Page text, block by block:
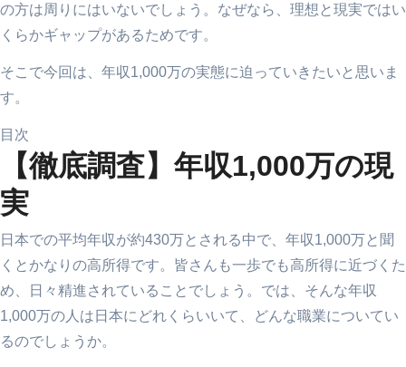
の方は周りにはいないでしょう。なぜなら、理想と現実ではい
くらかギャップがあるためです。
そこで今回は、年収1,000万の実態に迫っていきたいと思いま
す。
目次
【徹底調査】年収1,000万の現
実
日本での平均年収が約430万とされる中で、年収1,000万と聞
くとかなりの高所得です。皆さんも一歩でも高所得に近づくた
め、日々精進されていることでしょう。では、そんな年収
1,000万の人は日本にどれくらいいて、どんな職業についてい
るのでしょうか。